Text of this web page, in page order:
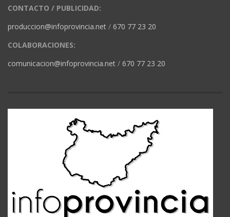
CONTACTO / PUBLICIDAD:
produccion@infoprovincia.net / 670 77 23 20
COLABORACIONES:
comunicacion@infoprovincia.net / 670 77 23 20